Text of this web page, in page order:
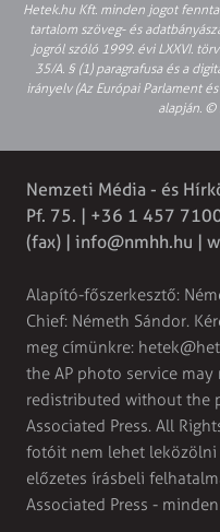
Hetek.hu Kft. minden jogot
tartalom szöveg- és
jogról szóló 1999. évi LXXVI.
35/A. § (1) paragrafusa és a
irányelv (Az Európai Parlament
alapján. ©
Nemzeti Média - és
Pf. 75. | +36 1 457
(fax) | info@nmhh.hu |
Alapító-főszerkesztő:
Chief: Németh Sándor.
meg címünkre:
the AP photo service
redistributed without the
Associated Press. All
fotóit nem lehet leközölni
előzetes írásbeli
Associated Press -